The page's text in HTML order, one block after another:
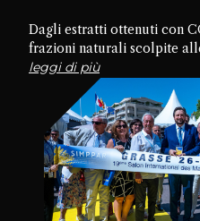
Dagli estratti ottenuti con
frazioni naturali scolpite
futuro, passando per
commestibili, la
rivelato un’industria che
creativo nascosto
leggi di più